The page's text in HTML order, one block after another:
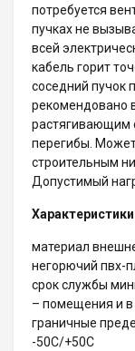
потребуется
пучках не
всей
кабель горит
соседний пучок
рекомендовано
растягивающим
перегибы.
строительным
Допустимый
материал
негорючий пвх-
срок службы
– помещения и в
граничные
-50С/+50С